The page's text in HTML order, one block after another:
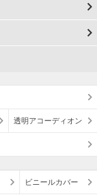
透明アコーディオン
ビニールカバー